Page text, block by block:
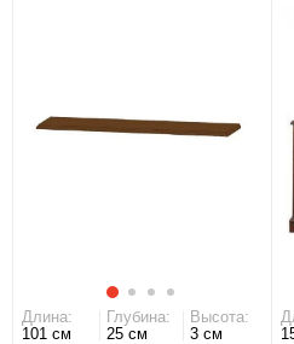
Длина:
101 см
Глубина:
25 см
Высота:
3 см